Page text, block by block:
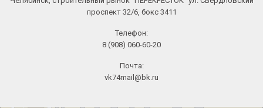
проспект 32/6, бокс 3411
Телефон:
8 (908) 060-60-20
Почта:
vk74mail@bk.ru